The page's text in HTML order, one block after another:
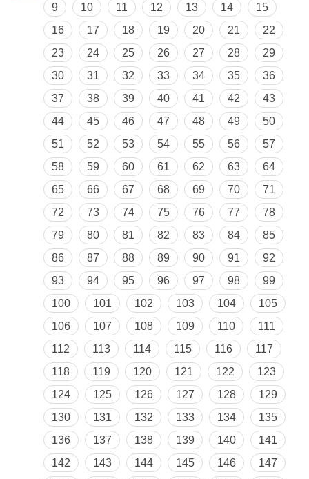
9
10 11 12 13 14
15
16
17 18 19 20 21
22
23
24 25 26 27 28
29
30
31 32 33 34 35
36
37
38 39 40 41 42
43
44
45 46 47 48 49
50
51
52 53 54 55 56
57
58
59 60 61 62 63
64
65
66 67 68 69 70
71
72
73 74 75 76 77
78
79
80 81 82 83 84
85
86
87 88 89 90 91
92
93
94 95 96 97 98
99
100
101 102 103 104
105
106
107 108 109 110
111
112
113 114 115 116
117
118
119 120 121 122
123
124
125 126 127 128
129
130
131 132 133 134
135
136
137 138 139 140
141
142
143 144 145 146
147